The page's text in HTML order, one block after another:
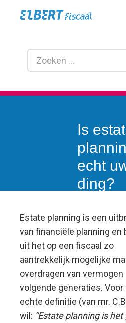
Is
echt
ding?
Estate planning is een
van financiële planning en
uit het op een fiscaal zo
aantrekkelijk mogelijke
overdragen van vermogen
volgende generaties. Voor
echte definitie (van mr.
wil: “Estate planning is